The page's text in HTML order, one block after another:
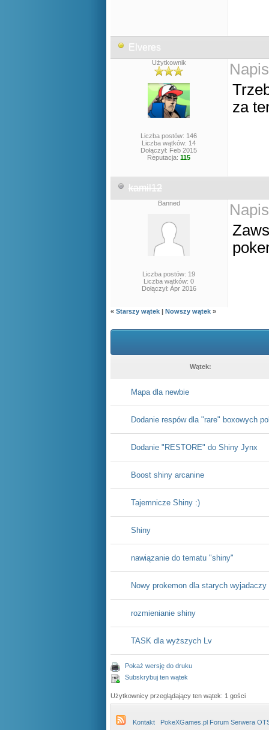
Elveres
Użytkownik
Liczba postów: 146
Liczba wątków: 14
Dołączył: Feb 2015
Reputacja: 115
za
kamil12
Banned
Liczba postów: 19
Liczba wątków: 0
Dołączył: Apr 2016
« Starszy wątek | Nowszy wątek »
Wątek:
Mapa dla newbie
Dodanie respów dla "rare" boxowych
Dodanie "RESTORE" do Shiny Jynx
Boost shiny arcanine
Tajemnicze Shiny :)
Shiny
nawiązanie do tematu "shiny"
Nowy prokemon dla starych wyjadaczy
rozmienianie shiny
TASK dla wyższych Lv
Pokaż wersję do druku
Subskrybuj ten wątek
Użytkownicy przeglądający ten wątek: 1 gości
Kontakt PokeXGames.pl Forum Serwera